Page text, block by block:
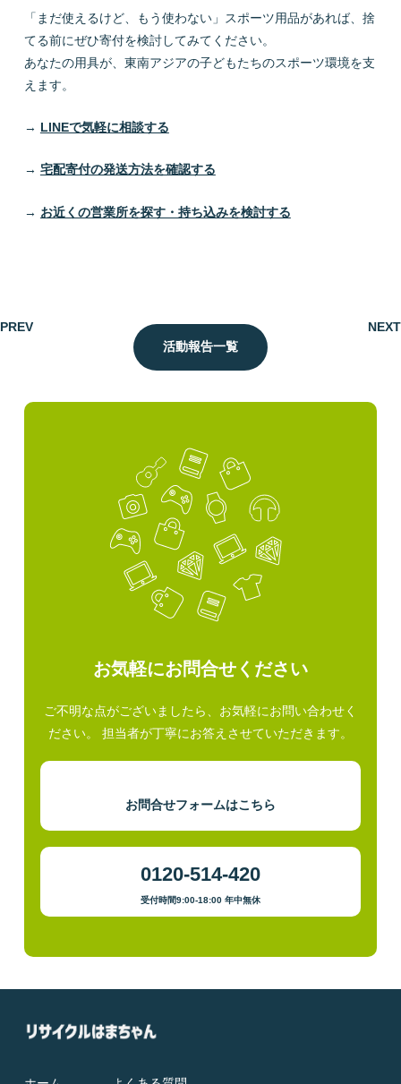
「まだ使えるけど、もう使わない」スポーツ用品があれば、捨
てる前にぜひ寄付を検討してみてください。
あなたの用具が、東南アジアの子どもたちのスポーツ環境を支
えます。
→ LINEで気軽に相談する
→ 宅配寄付の発送方法を確認する
→ お近くの営業所を探す・持ち込みを検討する
PREV
活動報告一覧
NEXT
お気軽にお問合せください
ご不明な点がございましたら、お気軽にお問い合わせく
ださい。 担当者が丁寧にお答えさせていただきます。
お問合せフォームはこちら
0120-514-420
受付時間9:00-18:00 年中無休